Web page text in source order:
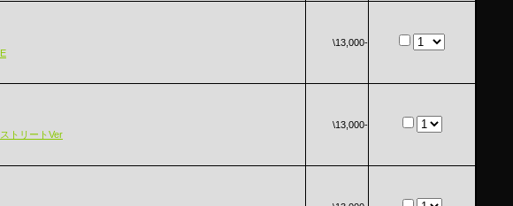
\13,000-
トリートVer
\13,000-